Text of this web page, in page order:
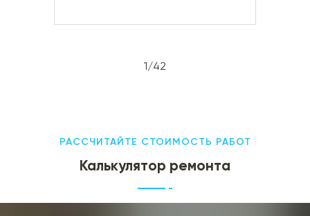
1/42
РАССЧИТАЙТЕ СТОИМОСТЬ РАБОТ
Калькулятор ремонта